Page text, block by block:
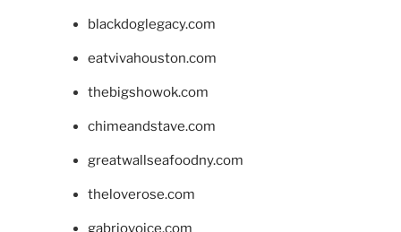
blackdoglegacy.com
eatvivahouston.com
thebigshowok.com
chimeandstave.com
greatwallseafoodny.com
theloverose.com
gabriovoice.com